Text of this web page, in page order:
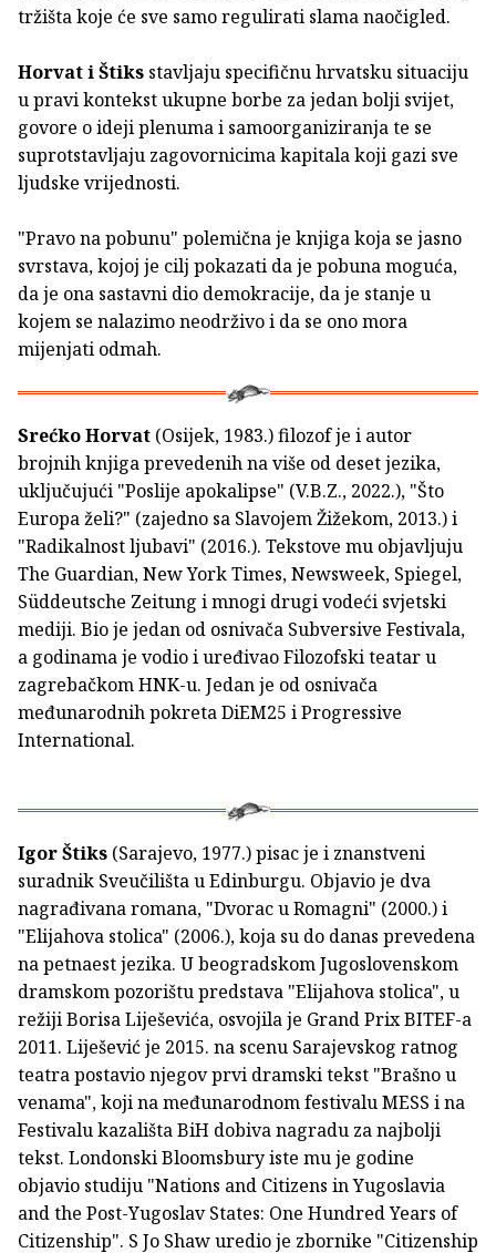
tržišta koje će sve samo regulirati slama naočigled.
Horvat i Štiks stavljaju specifičnu hrvatsku situaciju
u pravi kontekst ukupne borbe za jedan bolji svijet,
govore o ideji plenuma i samoorganiziranja te se
suprotstavljaju zagovornicima kapitala koji gazi sve
ljudske vrijednosti.
"Pravo na pobunu" polemična je knjiga koja se jasno
svrstava, kojoj je cilj pokazati da je pobuna moguća,
da je ona sastavni dio demokracije, da je stanje u
kojem se nalazimo neodrživo i da se ono mora
mijenjati odmah.
Srećko Horvat (Osijek, 1983.) filozof je i autor
brojnih knjiga prevedenih na više od deset jezika,
uključujući "Poslije apokalipse" (V.B.Z., 2022.), "Što
Europa želi?" (zajedno sa Slavojem Žižekom, 2013.) i
"Radikalnost ljubavi" (2016.). Tekstove mu objavljuju
The Guardian, New York Times, Newsweek, Spiegel,
Süddeutsche Zeitung i mnogi drugi vodeći svjetski
mediji. Bio je jedan od osnivača Subversive Festivala,
a godinama je vodio i uređivao Filozofski teatar u
zagrebačkom HNK-u. Jedan je od osnivača
međunarodnih pokreta DiEM25 i Progressive
International.
Igor Štiks (Sarajevo, 1977.) pisac je i znanstveni
suradnik Sveučilišta u Edinburgu. Objavio je dva
nagrađivana romana, "Dvorac u Romagni" (2000.) i
"Elijahova stolica" (2006.), koja su do danas prevedena
na petnaest jezika. U beogradskom Jugoslovenskom
dramskom pozorištu predstava "Elijahova stolica", u
režiji Borisa Liješevića, osvojila je Grand Prix BITEF-a
2011. Liješević je 2015. na scenu Sarajevskog ratnog
teatra postavio njegov prvi dramski tekst "Brašno u
venama", koji na međunarodnom festivalu MESS i na
Festivalu kazališta BiH dobiva nagradu za najbolji
tekst. Londonski Bloomsbury iste mu je godine
objavio studiju "Nations and Citizens in Yugoslavia
and the Post-Yugoslav States: One Hundred Years of
Citizenship". S Jo Shaw uredio je zbornike "Citizenship